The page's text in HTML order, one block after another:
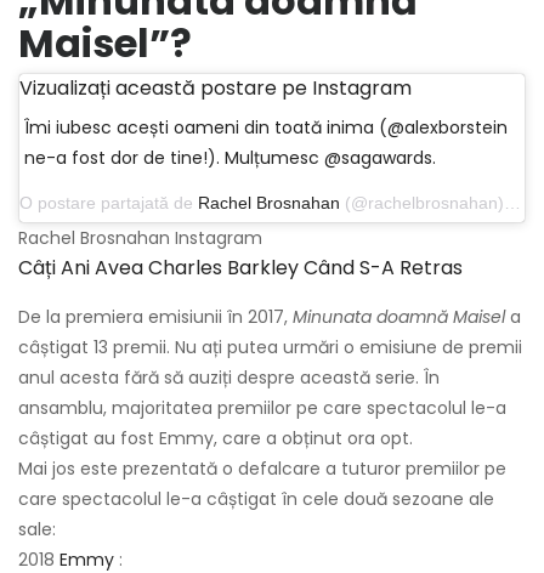
Maisel”?
Vizualizați această postare pe Instagram
Îmi iubesc acești oameni din toată inima (@alexborstein
ne-a fost dor de tine!). Mulțumesc @sagawards.
O postare partajată de Rachel Brosnahan (@rachelbrosnahan) pe 27 ianuarie 2019 la 23:26 PST
Rachel Brosnahan Instagram
Câți Ani Avea Charles Barkley Când S-A Retras
De la premiera emisiunii în 2017, Minunata doamnă Maisela
câștigat 13 premii. Nu ați putea urmări o emisiune de premii
anul acesta fără să auziți despre această serie. În
ansamblu, majoritatea premiilor pe care spectacolul le-a
câștigat au fost Emmy, care a obținut ora opt.
Mai jos este prezentată o defalcare a tuturor premiilor pe
care spectacolul le-a câștigat în cele două sezoane ale
sale:
2018 Emmy :